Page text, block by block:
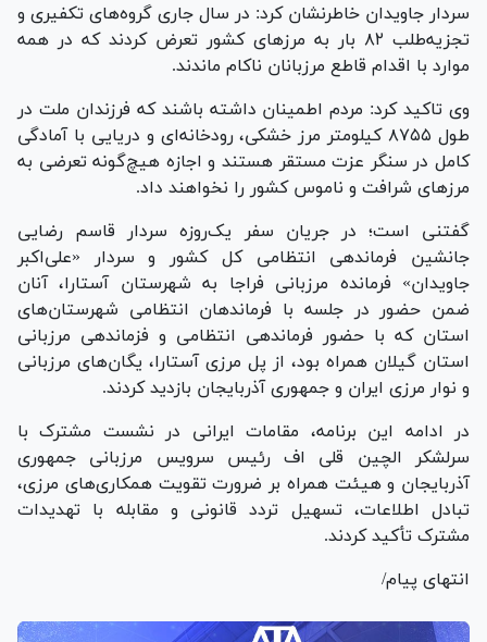
سردار جاویدان خاطرنشان کرد: در سال جاری گروه‌های تکفیری و
تجزیه‌طلب ۸۲ بار به مرز‌های کشور تعرض کردند که در همه
موارد با اقدام قاطع مرزبانان ناکام ماندند.
وی تاکید کرد: مردم اطمینان داشته باشند که فرزندان ملت در
طول ۸۷۵۵ کیلومتر مرز خشکی، رودخانه‌ای و دریایی با آمادگی
کامل در سنگر عزت مستقر هستند و اجازه هیچ‌گونه تعرضی به
مرز‌های شرافت و ناموس کشور را نخواهند داد.
گفتنی است؛ در جریان سفر یک‌روزه سردار قاسم رضایی
جانشین فرماندهی انتظامی کل کشور و سردار «علی‌اکبر
جاویدان» فرمانده مرزبانی فراجا به شهرستان آستارا، آنان
ضمن حضور در جلسه با فرماندهان انتظامی شهرستان‌های
استان که با حضور فرماندهی انتظامی و فزماندهی مرزبانی
استان گیلان همراه بود، از پل مرزی آستارا، یگان‌های مرزبانی
و نوار مرزی ایران و جمهوری آذربایجان بازدید کردند.
در ادامه این برنامه، مقامات ایرانی در نشست مشترک با
سرلشکر الچین قلی اف رئیس سرویس مرزبانی جمهوری
آذربایجان و هیئت همراه بر ضرورت تقویت همکاری‌های مرزی،
تبادل اطلاعات، تسهیل تردد قانونی و مقابله با تهدیدات
مشترک تأکید کردند.
انتهای پیام/